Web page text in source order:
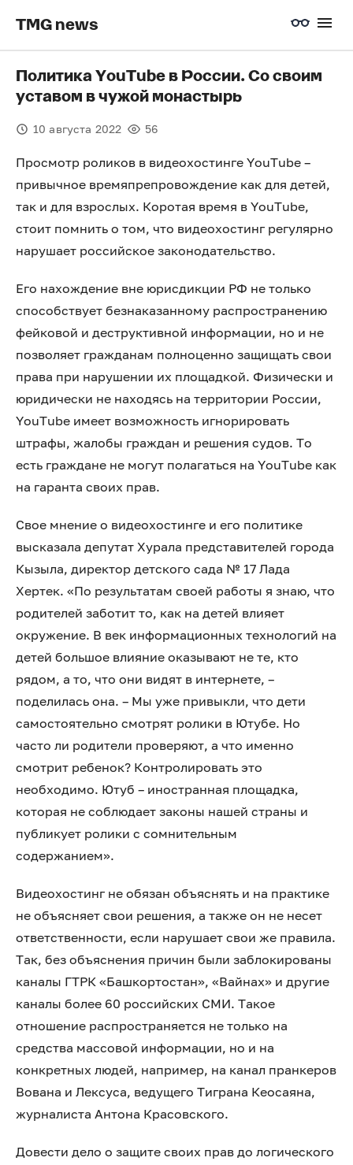
TMG news
Политика YouTube в России. Со своим
уставом в чужой монастырь
10 августа 2022 56
Просмотр роликов в видеохостинге YouTube –
привычное времяпрепровождение как для детей,
так и для взрослых. Коротая время в YouTube,
стоит помнить о том, что видеохостинг регулярно
нарушает российское законодательство.
Его нахождение вне юрисдикции РФ не только
способствует безнаказанному распространению
фейковой и деструктивной информации, но и не
позволяет гражданам полноценно защищать свои
права при нарушении их площадкой. Физически и
юридически не находясь на территории России,
YouTube имеет возможность игнорировать
штрафы, жалобы граждан и решения судов. То
есть граждане не могут полагаться на YouTube как
на гаранта своих прав.
Свое мнение о видеохостинге и его политике
высказала депутат Хурала представителей города
Кызыла, директор детского сада № 17 Лада
Хертек. «По результатам своей работы я знаю, что
родителей заботит то, как на детей влияет
окружение. В век информационных технологий на
детей большое влияние оказывают не те, кто
рядом, а то, что они видят в интернете, –
поделилась она. – Мы уже привыкли, что дети
самостоятельно смотрят ролики в Ютубе. Но
часто ли родители проверяют, а что именно
смотрит ребенок? Контролировать это
необходимо. Ютуб – иностранная площадка,
которая не соблюдает законы нашей страны и
публикует ролики с сомнительным
содержанием».
Видеохостинг не обязан объяснять и на практике
не объясняет свои решения, а также он не несет
ответственности, если нарушает свои же правила.
Так, без объяснения причин были заблокированы
каналы ГТРК «Башкортостан», «Вайнах» и другие
каналы более 60 российских СМИ. Такое
отношение распространяется не только на
средства массовой информации, но и на
конкретных людей, например, на канал пранкеров
Вована и Лексуса, ведущего Тиграна Кеосаяна,
журналиста Антона Красовского.
Довести дело о защите своих прав до логического